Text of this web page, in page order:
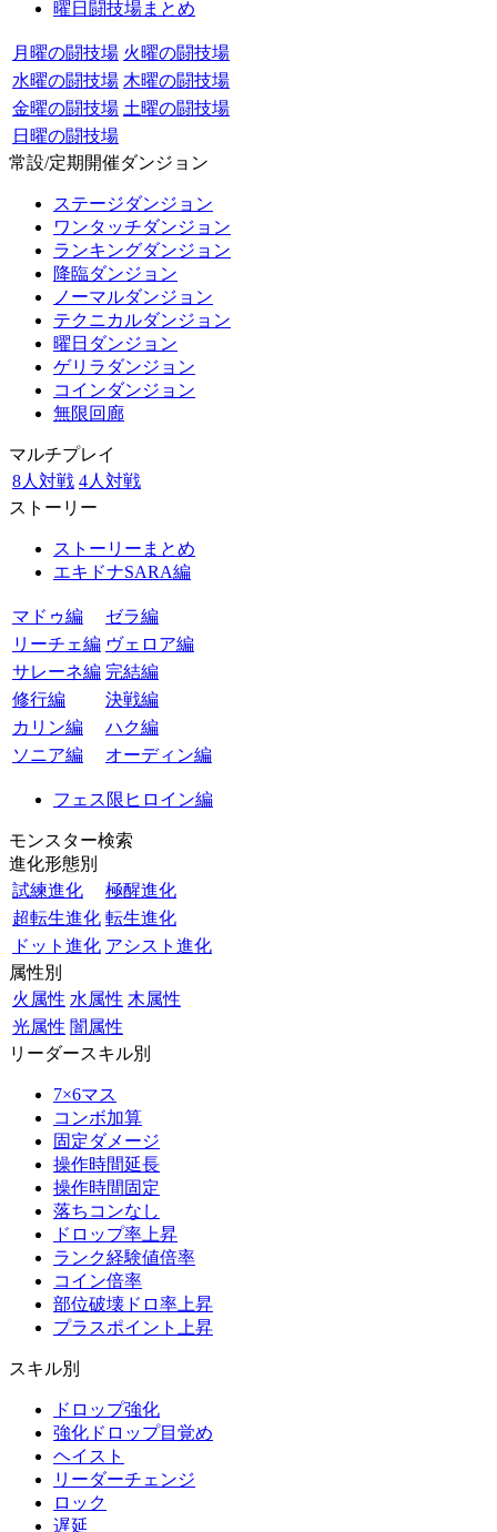
曜日闘技場まとめ
月曜の闘技場 火曜の闘技場
水曜の闘技場 木曜の闘技場
金曜の闘技場 土曜の闘技場
日曜の闘技場
常設/定期開催ダンジョン
ステージダンジョン
ワンタッチダンジョン
ランキングダンジョン
降臨ダンジョン
ノーマルダンジョン
テクニカルダンジョン
曜日ダンジョン
ゲリラダンジョン
コインダンジョン
無限回廊
マルチプレイ
8人対戦 4人対戦
ストーリー
ストーリーまとめ
エキドナSARA編
マドゥ編
ゼラ編
リーチェ編 ヴェロア編
サレーネ編 完結編
修行編
決戦編
カリン編
ハク編
ソニア編
オーディン編
フェス限ヒロイン編
モンスター検索
進化形態別
試練進化
極醒進化
超転生進化 転生進化
ドット進化 アシスト進化
属性別
火属性 水属性 木属性
光属性 闇属性
リーダースキル別
7×6マス
コンボ加算
固定ダメージ
操作時間延長
操作時間固定
落ちコンなし
ドロップ率上昇
ランク経験値倍率
コイン倍率
部位破壊ドロ率上昇
プラスポイント上昇
スキル別
ドロップ強化
強化ドロップ目覚め
ヘイスト
リーダーチェンジ
ロック
遅延